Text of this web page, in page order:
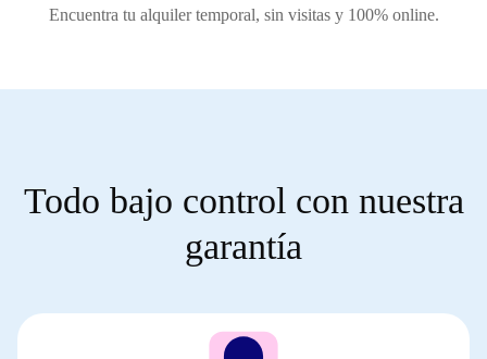
Encuentra tu alquiler temporal, sin visitas y 100% online.
Todo bajo control con nuestra
garantía